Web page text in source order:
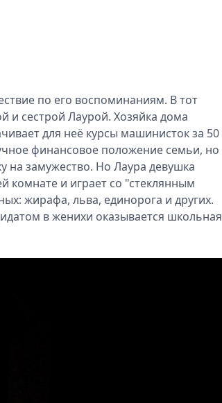
по его воспоминаниям. В тот
и сестрой Лаурой. Хозяйка дома
для неё курсы машинисток за 50
финансовое положение семьи, но
на замужество. Но Лаура девушка
комнате и играет со "стеклянным
жирафа, льва, единорога и других.
в женихи оказывается школьная